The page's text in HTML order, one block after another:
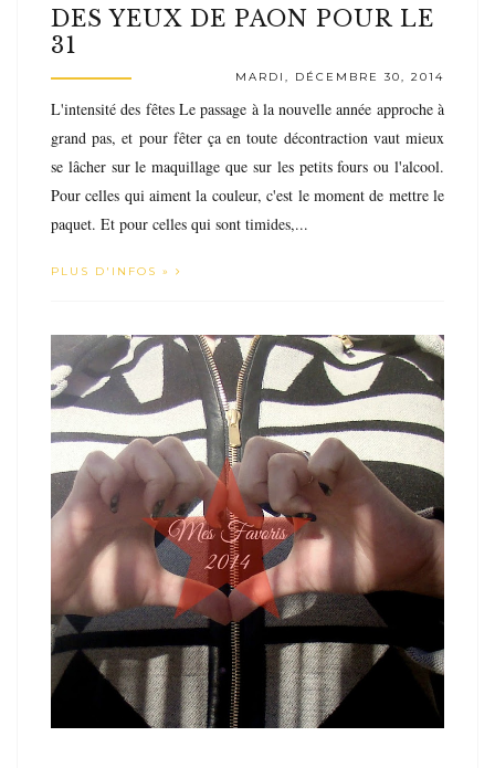
DES YEUX DE PAON POUR LE
31
MARDI, DÉCEMBRE 30, 2014
L'intensité des fêtes Le passage à la nouvelle année approche à
grand pas, et pour fêter ça en toute décontraction vaut mieux
se lâcher sur le maquillage que sur les petits fours ou l'alcool.
Pour celles qui aiment la couleur, c'est le moment de mettre le
paquet. Et pour celles qui sont timides,...
PLUS D'INFOS »